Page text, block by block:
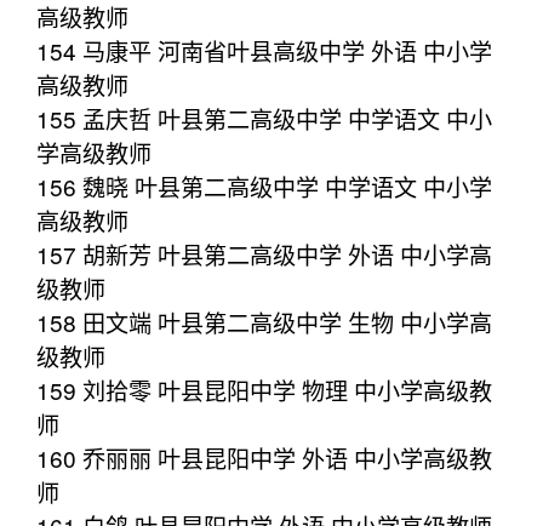
高级教师
154 马康平 河南省叶县高级中学 外语 中小学
高级教师
155 孟庆哲 叶县第二高级中学 中学语文 中小
学高级教师
156 魏晓 叶县第二高级中学 中学语文 中小学
高级教师
157 胡新芳 叶县第二高级中学 外语 中小学高
级教师
158 田文端 叶县第二高级中学 生物 中小学高
级教师
159 刘拾零 叶县昆阳中学 物理 中小学高级教
师
160 乔丽丽 叶县昆阳中学 外语 中小学高级教
师